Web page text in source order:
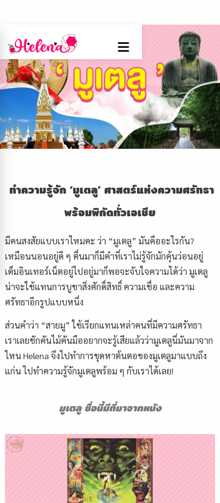
ทำความรู้จัก ‘มูเตลู’ ศาสตร์แห่งความศรัทธา
พร้อมพิกัดทั่วเอเชีย
มีคนสงสัยแบบเราไหมคะ ว่า “มูเตลู” มันคืออะไรกัน?
เหมือนนอนอยู่ดี ๆ ตื่นมาก็มีคำที่เราไม่รู้จักมักคุ้นว่อนอยู่
เต็มอินเทอร์เน็ตอยู่ไปอยู่มาก็พอจะจับใจความได้ว่า มูเตลู
น่าจะใช้แทนการบูชาสิ่งศักดิ์สิทธิ์ ความเชื่อ และความ
ศรัทธาอีกรูปแบบหนึ่ง
ส่วนคำว่า “สายมู” ใช้เรียกแทนเหล่าคนที่มีความศรัทธา
เราเลยชักคันไม้คันมืออยากจะรู้เสียแล้วว่ามูเตลูนี่มันมาจาก
ไหน Helena จึงไปทำการขุดหาต้นตอของมูเตลูมาแบบถึง
แก่น ไปทำความรู้จักมูเตลูพร้อม ๆ กับเราได้เลย!
มูเตลูชื่อนี้มีที่มาจากหนัง